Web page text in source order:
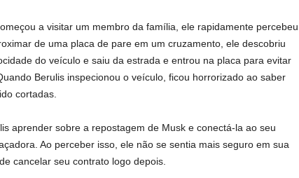
a visitar um membro da família, ele rapidamente percebeu
de uma placa de pare em um cruzamento, ele descobriu
do veículo e saiu da estrada e entrou na placa para evitar
Berulis inspecionou o veículo, ficou horrorizado ao saber
cortadas.
aprender sobre a repostagem de Musk e conectá-la ao seu
Ao perceber isso, ele não se sentia mais seguro em sua
cancelar seu contrato logo depois.